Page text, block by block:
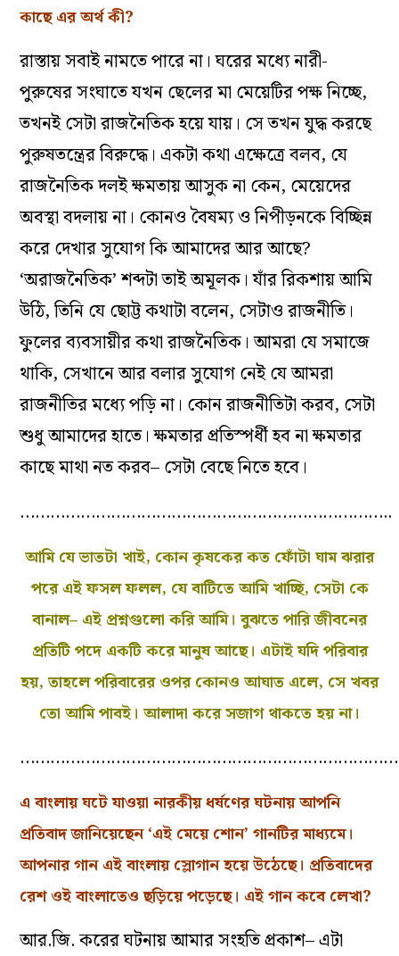
কাছে এর অর্থ কী?
রাস্তায় সবাই নামতে পারে না। ঘরের মধ্যে নারী-
পুরুষের সংঘাতে যখন ছেলের মা মেয়েটির পক্ষ নিচ্ছে,
তখনই সেটা রাজনৈতিক হয়ে যায়। সে তখন যুদ্ধ করছে
পুরুষতন্ত্রের বিরুদ্ধে। একটা কথা এক্ষেত্রে বলব, যে
রাজনৈতিক দলই ক্ষমতায় আসুক না কেন, মেয়েদের
অবস্থা বদলায় না। কোনও বৈষম্য ও নিপীড়নকে বিচ্ছিন্ন
করে দেখার সুযোগ কি আমাদের আর আছে?
‘অরাজনৈতিক’ শব্দটা তাই অমূলক। যাঁর রিকশায় আমি
উঠি, তিনি যে ছোট্ট কথাটা বলেন, সেটাও রাজনীতি।
ফুলের ব্যবসায়ীর কথা রাজনৈতিক। আমরা যে সমাজে
থাকি, সেখানে আর বলার সুযোগ নেই যে আমরা
রাজনীতির মধ্যে পড়ি না। কোন রাজনীতিটা করব, সেটা
শুধু আমাদের হাতে। ক্ষমতার প্রতিস্পর্ধী হব না ক্ষমতার
কাছে মাথা নত করব– সেটা বেছে নিতে হবে।
………………………………………………………………..
আমি যে ভাতটা খাই, কোন কৃষকের কত ফোঁটা ঘাম ঝরার
পরে এই ফসল ফলল, যে বাটিতে আমি খাচ্ছি, সেটা কে
বানাল– এই প্রশ্নগুলো করি আমি। বুঝতে পারি জীবনের
প্রতিটি পদে একটি করে মানুষ আছে। এটাই যদি পরিবার
হয়, তাহলে পরিবারের ওপর কোনও আঘাত এলে, সে খবর
তো আমি পাবই। আলাদা করে সজাগ থাকতে হয় না।
এ বাংলায় ঘটে যাওয়া নারকীয় ধর্ষণের ঘটনায় আপনি
প্রতিবাদ জানিয়েছেন ‘এই মেয়ে শোন’ গানটির মাধ্যমে।
আপনার গান এই বাংলায় স্লোগান হয়ে উঠেছে। প্রতিবাদের
রেশ ওই বাংলাতেও ছড়িয়ে পড়েছে। এই গান কবে লেখা?
আর.জি. করের ঘটনায় আমার সংহতি প্রকাশ– এটা